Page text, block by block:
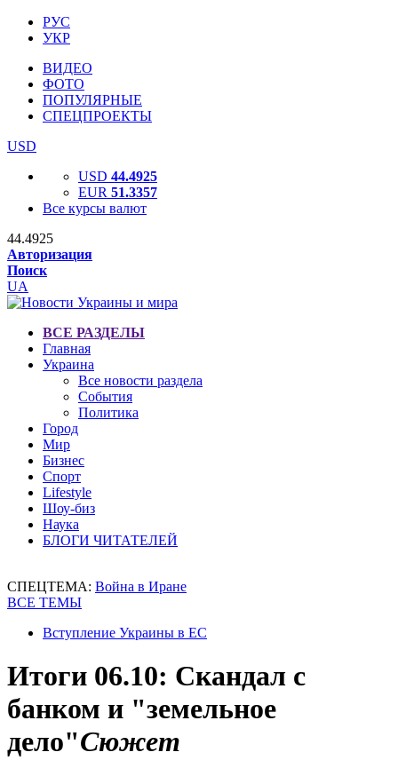
РУС
УКР
ВИДЕО
ФОТО
ПОПУЛЯРНЫЕ
СПЕЦПРОЕКТЫ
USD
USD 44.4925
EUR 51.3357
Все курсы валют
44.4925
Авторизация
Поиск
UA
ВСЕ РАЗДЕЛЫ
Главная
Украина
Все новости раздела
События
Политика
Город
Мир
Бизнес
Спорт
Lifestyle
Шоу-биз
Наука
БЛОГИ ЧИТАТЕЛЕЙ
СПЕЦТЕМА: Война в Иране
ВСЕ ТЕМЫ
Вступление Украины в ЕС
Итоги 06.10: Скандал с
банком и "земельное
дело"Сюжет